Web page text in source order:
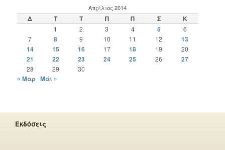
Απρίλιος 2014
Δ Τ Τ Π Π Σ Κ
1 2 3 4 5
6
7
8 9 10 11 12
13
14
15 16 17 18 19 20
21 22 23 24 25 26 27
28 29 30
« Μαρ Μάι »
Εκδόσεις